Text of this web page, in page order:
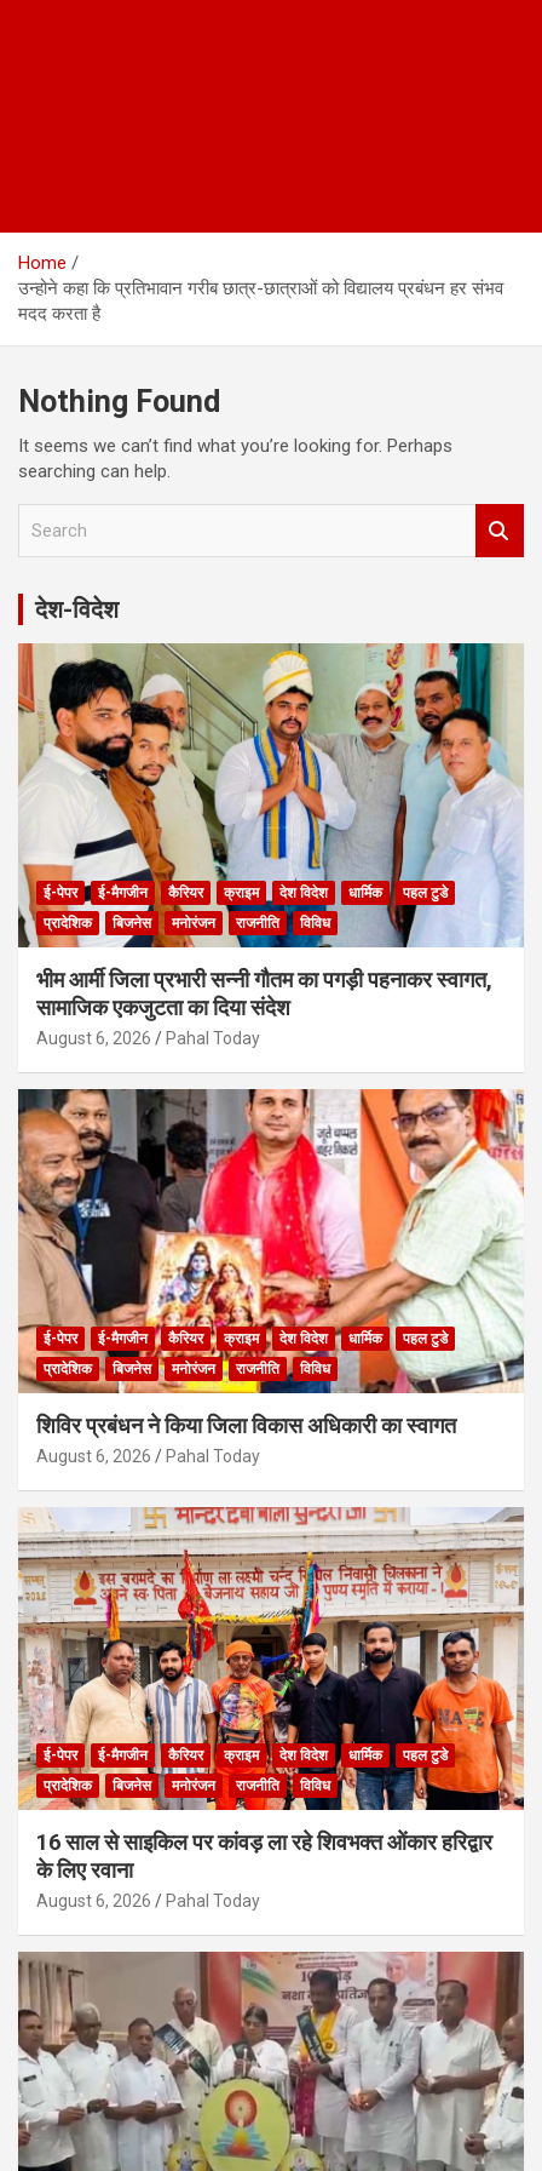
Home
उन्‍होने कहा कि प्रतिभावान गरीब छात्र-छात्राओं को विद्यालय प्रबंधन हर संभव
मदद करता है
Nothing Found
It seems we can’t find what you’re looking for. Perhaps
searching can help.
r
h
देश-विदेश
ई-पेपर ई-मैगजीन कैरियर क्राइम देश विदेश धार्मिक
पहल टुडे
प्रादेशिक
बिजनेस मनोरंजन राजनीति विविध
भीम आर्मी जिला प्रभारी सन्नी गौतम का पगड़ी पहनाकर स्वागत,
सामाजिक एकजुटता का दिया संदेश
August 6, 2026 Pahal Today
ई-पेपर ई-मैगजीन कैरियर क्राइम देश विदेश धार्मिक
पहल टुडे
प्रादेशिक
बिजनेस मनोरंजन राजनीति विविध
शिविर प्रबंधन ने किया जिला विकास अधिकारी का स्वागत
August 6, 2026 Pahal Today
ई-पेपर ई-मैगजीन कैरियर क्राइम देश विदेश धार्मिक
पहल टुडे
प्रादेशिक
बिजनेस मनोरंजन राजनीति विविध
16 साल से साइकिल पर कांवड़ ला रहे शिवभक्त ओंकार हरिद्वार
के लिए रवाना
August 6, 2026 Pahal Today